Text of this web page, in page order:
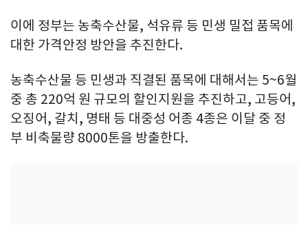
이에 정부는 농축수산물, 석유류 등 민생 밀접 품목에
대한 가격안정 방안을 추진한다.
농축수산물 등 민생과 직결된 품목에 대해서는 5~6월
중 총 220억 원 규모의 할인지원을 추진하고, 고등어,
오징어, 갈치, 명태 등 대중성 어종 4종은 이달 중 정
부 비축물량 8000톤을 방출한다.